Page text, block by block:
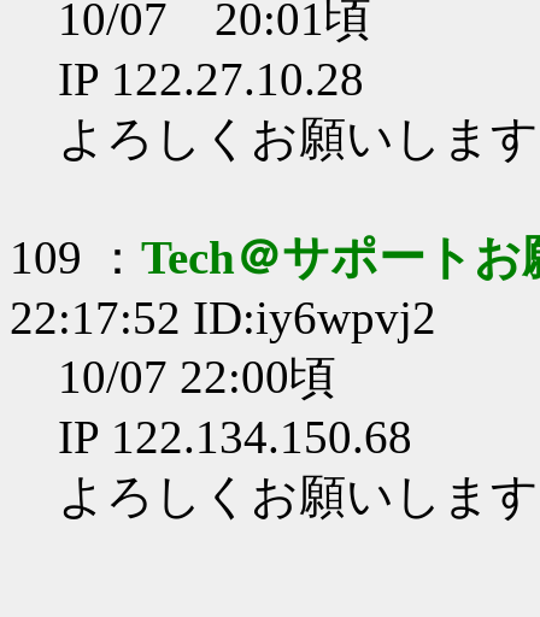
10/07 20:01頃
IP 122.27.10.28
よろしくお願いしま
109 ： Tech＠サポート
22:17:52 ID:iy6wpvj2
10/07 22:00頃
IP 122.134.150.68
よろしくお願いしま